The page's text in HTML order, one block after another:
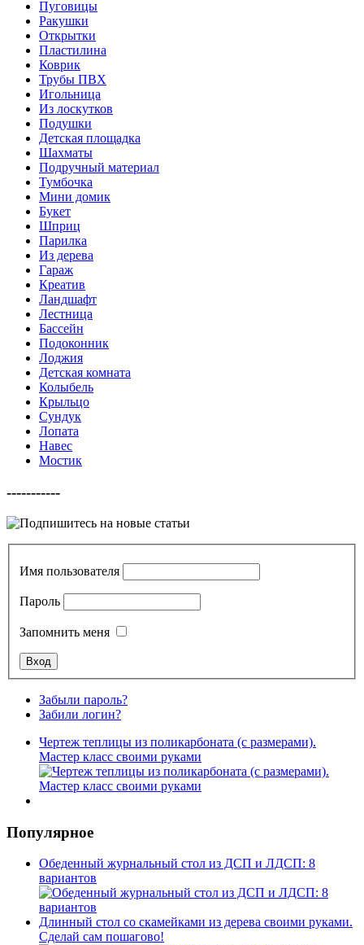
Пуговицы
Ракушки
Открытки
Пластилина
Коврик
Трубы ПВХ
Игольница
Из лоскутков
Подушки
Детская площадка
Шахматы
Подручный материал
Тумбочка
Мини домик
Букет
Шприц
Парилка
Из дерева
Гараж
Креатив
Ландшафт
Лестница
Бассейн
Подоконник
Лоджия
Детская комната
Колыбель
Крыльцо
Сундук
Лопата
Навес
Мостик
-----------
Имя пользователя
Пароль
Запомнить меня
Забыли пароль?
Забили логин?
Чертеж теплицы из поликарбоната (с размерами).
Мастер класс своими руками
Популярное
Обеденный журнальный стол из ДСП и ЛДСП: 8
вариантов
Длинный стол со скамейками из дерева своими руками.
Сделай сам пошагово!